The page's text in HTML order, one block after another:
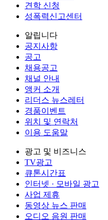
견학 신청
성폭력신고센터
알립니다
공지사항
공고
채용공고
채널 안내
앵커 소개
리더스 뉴스레터
경품이벤트
위치 및 연락처
이용 도움말
광고 및 비즈니스
TV광고
큐톤시간표
인터넷 · 모바일 광고
사업 제휴
동영상 뉴스 판매
오디오 음원 판매